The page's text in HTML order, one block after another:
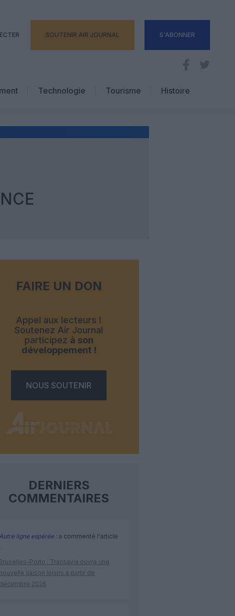
SOUTENIR AIR JOURNAL S'ABONNER
Technologie
Tourisme
Hôtellerie
Histoire
FAIRE UN DON
Appel aux lecteurs !
Soutenez Air Journal
participez à son
développement !
NOUS SOUTENIR
DERNIERS
COMMENTAIRES
ligne espérée :a commenté l'article
Bruxelles–Porto : Transavia ouvre une
nouvelle liaison loisirs à partir de
décembre 2026